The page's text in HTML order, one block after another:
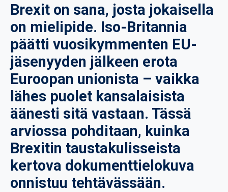
Brexit on sana, josta jokaisella
on mielipide. Iso-Britannia
päätti vuosikymmenten EU-
jäsenyyden jälkeen erota
Euroopan unionista – vaikka
lähes puolet kansalaisista
äänesti sitä vastaan. Tässä
arviossa pohditaan, kuinka
Brexitin taustakulisseista
kertova dokumenttielokuva
onnistuu tehtävässään.